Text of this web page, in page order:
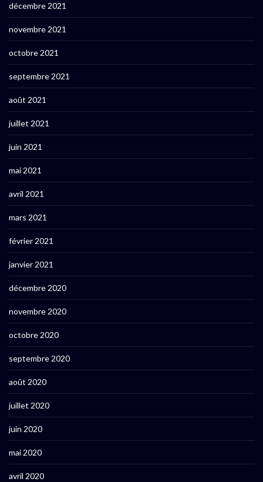
décembre 2021
novembre 2021
octobre 2021
septembre 2021
août 2021
juillet 2021
juin 2021
mai 2021
avril 2021
mars 2021
février 2021
janvier 2021
décembre 2020
novembre 2020
octobre 2020
septembre 2020
août 2020
juillet 2020
juin 2020
mai 2020
avril 2020